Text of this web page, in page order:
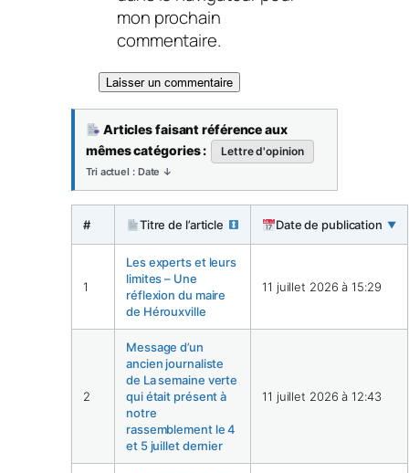
mon prochain
commentaire.
Articles faisant référence aux
mêmes catégories :
Lettre d'opinion
Tri actuel : Date ↓
# Titre de l’article Date de publication ▼
1
Les experts et leurs
limites – Une
réflexion du maire
de Hérouxville
11 juillet 2026 à 15:29
2
Message d’un
ancien journaliste
de La semaine verte
qui était présent à
notre
rassemblement le 4
et 5 juillet dernier
11 juillet 2026 à 12:43